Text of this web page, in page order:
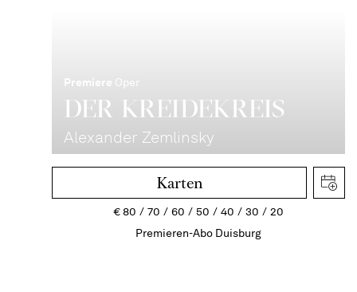
Premiere Oper
DER KREIDE­KREIS
Alexander Zemlinsky
Karten
€80 70 60 50 40 30
20
Premieren-Abo Duisburg